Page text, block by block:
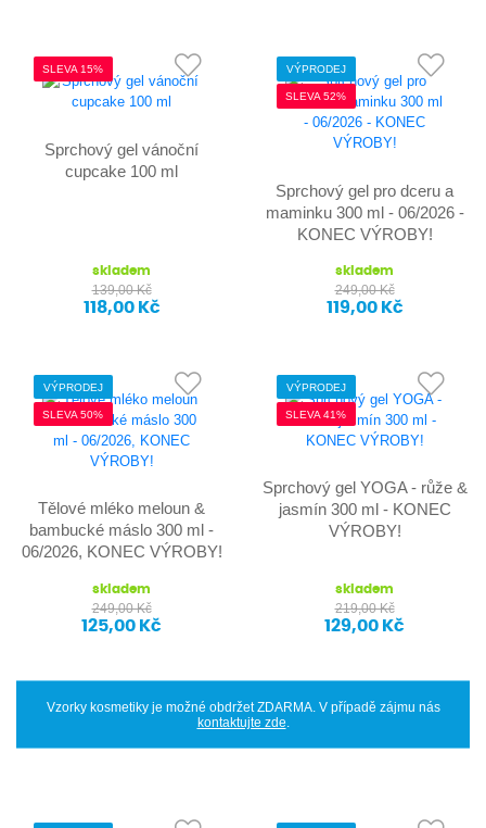
SLEVA 15%
Sprchový gel vánoční
cupcake 100 ml
skladem
139,00 Kč
118,00 Kč
VÝPRODEJ
SLEVA 52%
Sprchový gel pro dceru a
maminku 300 ml - 06/2026 -
KONEC VÝROBY!
skladem
249,00 Kč
119,00 Kč
VÝPRODEJ
SLEVA 50%
Tělové mléko meloun &
bambucké máslo 300 ml -
06/2026, KONEC VÝROBY!
skladem
249,00 Kč
125,00 Kč
VÝPRODEJ
SLEVA 41%
Sprchový gel YOGA - růže &
jasmín 300 ml - KONEC
VÝROBY!
skladem
219,00 Kč
129,00 Kč
Vzorky kosmetiky je možné obdržet ZDARMA. V případě zájmu nás
kontaktujte zde